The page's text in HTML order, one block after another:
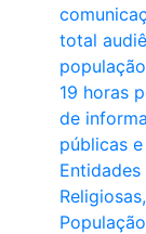
total
19 horas
de
públicas